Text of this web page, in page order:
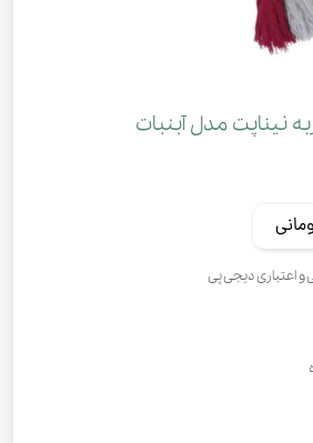
نیناپت مدل آبنبات